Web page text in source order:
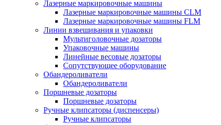
Лазерные маркировочные машины
Лазерные маркировочные машины CLM
Лазерные маркировочные машины FLM
Линии взвешивания и упаковки
Мультиголовочные дозаторы
Упаковочные машины
Линейные весовые дозаторы
Сопутствующее оборудование
Обандероливатели
Обандероливатели
Поршневые дозаторы
Поршневые дозаторы
Ручные клипсаторы (диспенсеры)
Ручные клипсаторы